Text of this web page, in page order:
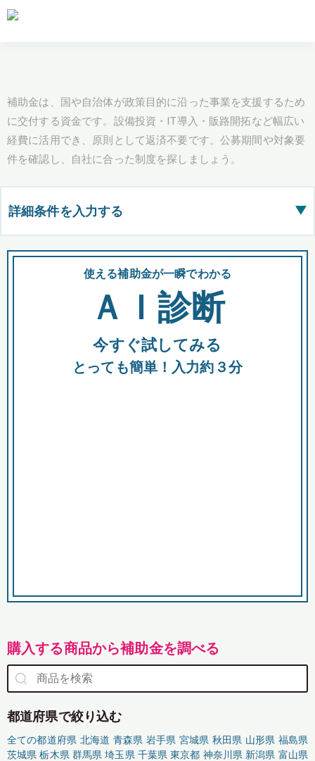
補助金は、国や自治体が政策目的に沿った事業を支援するため
に交付する資金です。設備投資・IT導入・販路開拓など幅広い
経費に活用でき、原則として返済不要です。公募期間や対象要
件を確認し、自社に合った制度を探しましょう。
詳細条件を入力する ▶
都道府県
全国の検索結果を含めて表示
助成金 融資 出資
使える補助金が一瞬でわかる
ＡＩ診断
今すぐ試してみる
とっても簡単！入力約３分
購入する商品から補助金を調べる
都道府県で絞り込む
全ての都道府県 北海道 青森県 岩手県 宮城県 秋田県 山形県 福島県
茨城県 栃木県 群馬県 埼玉県 千葉県 東京都 神奈川県 新潟県 富山県